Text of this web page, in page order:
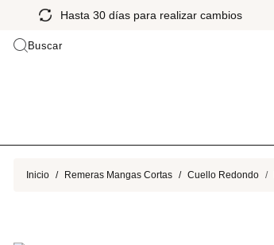
Hasta 30 días para realizar cambios
Buscar
Inicio Remeras Mangas Cortas Cuello Redondo